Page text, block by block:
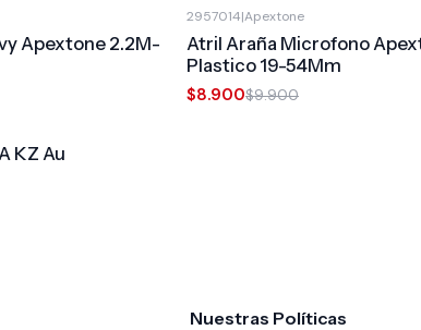
Apextone 2.2M-
OFF
2957014|Apextone
Atril Araña Microfono
Plastico 19-54Mm
$8.900$9.900
KZ Au
Nuestras Políticas